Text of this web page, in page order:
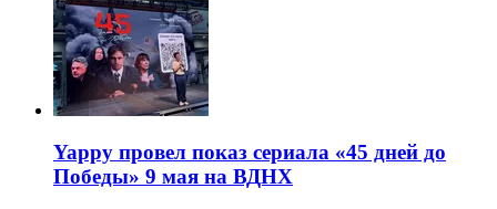
Yappy провел показ сериала «45 дней до
Победы» 9 мая на ВДНХ